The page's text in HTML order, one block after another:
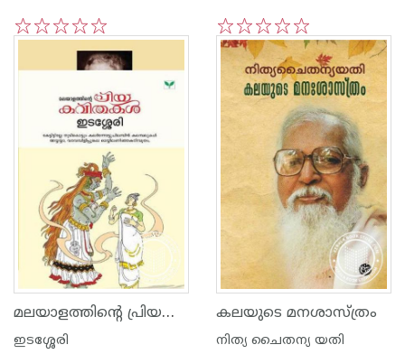
5
4
3
2
1 5
4
3
2
1
മലയാളത്തിന്റെ പ്രിയകവിതകള്‍ ഇടശ്ശേരി
ഇടശ്ശേരി
കലയുടെ മനശാസ്ത്രം
നിത്യ ചൈതന്യ യതി